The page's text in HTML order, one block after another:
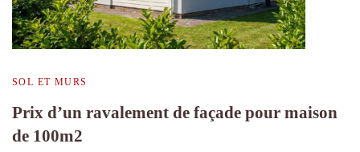
SOL ET MURS
Prix d’un ravalement de façade pour maison
de 100m2